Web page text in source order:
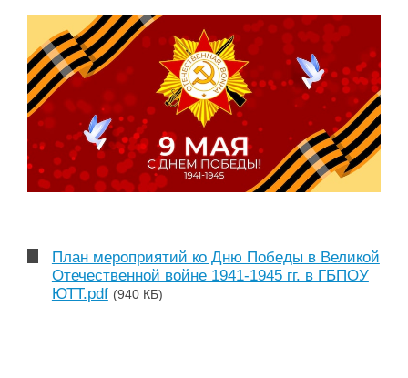
План мероприятий ко Дню Победы в Великой
Отечественной войне 1941-1945 гг. в ГБПОУ
ЮТТ.pdf (940 КБ)